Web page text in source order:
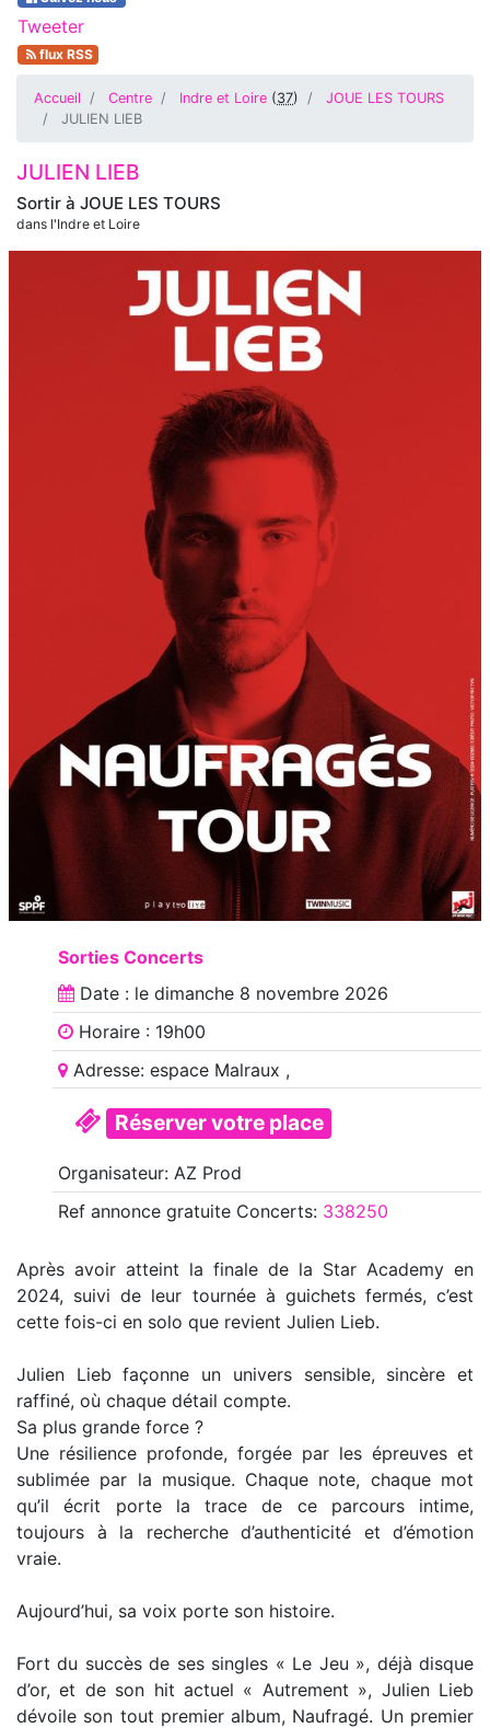
Tweeter
flux RSS
Accueil Centre Indre et Loire (37)
JOUE LES TOURS
JULIEN LIEB
Sortir à JOUE LES TOURS
dans l'Indre et Loire
JULIEN LIEB
Sorties Concerts
Date : le dimanche 8 novembre 2026
Horaire : 19h00
Adresse: espace Malraux ,
Réserver votre place
Organisateur: AZ Prod
Ref annoncegratuite Concerts: 338250
Après avoir atteint la finale de la Star Academy en
2024, suivi de leur tournée à guichets fermés, c’est
cette fois-ci en solo que revient Julien Lieb.
Julien Lieb façonne un univers sensible, sincère et
raffiné, où chaque détail compte.
Sa plus grande force ?
Une résilience profonde, forgée par les épreuves et
sublimée par la musique. Chaque note, chaque mot
qu’il écrit porte la trace de ce parcours intime,
toujours à la recherche d’authenticité et d’émotion
vraie.
Aujourd’hui, sa voix porte son histoire.
Fort du succès de ses singles « Le Jeu », déjà disque
d’or, et de son hit actuel « Autrement », Julien Lieb
dévoile son tout premier album, Naufragé. Un premier